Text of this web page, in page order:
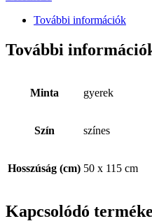
További információk
További
Minta gyerek
Szín színes
Hosszúság (cm) 50 x 115 cm
Kapcsolódó